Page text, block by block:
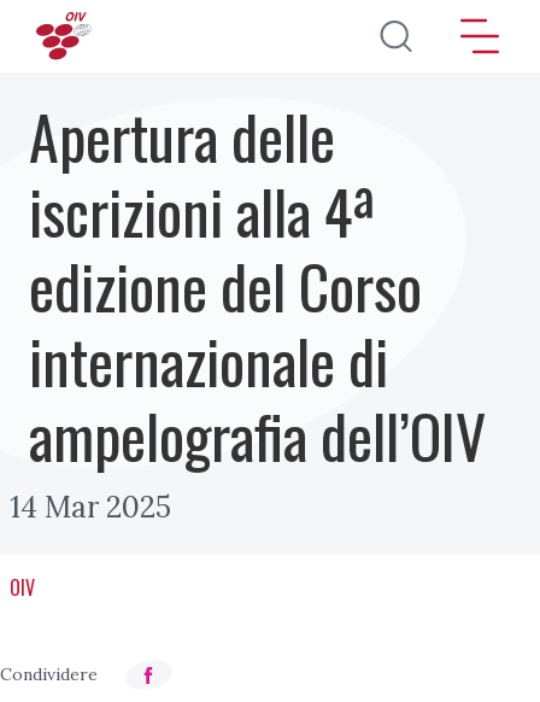
Salta al contenuto principale
Apertura delle
iscrizioni alla 4ª
edizione del Corso
internazionale di
ampelografia dell’OIV
14 Mar 2025
OIV